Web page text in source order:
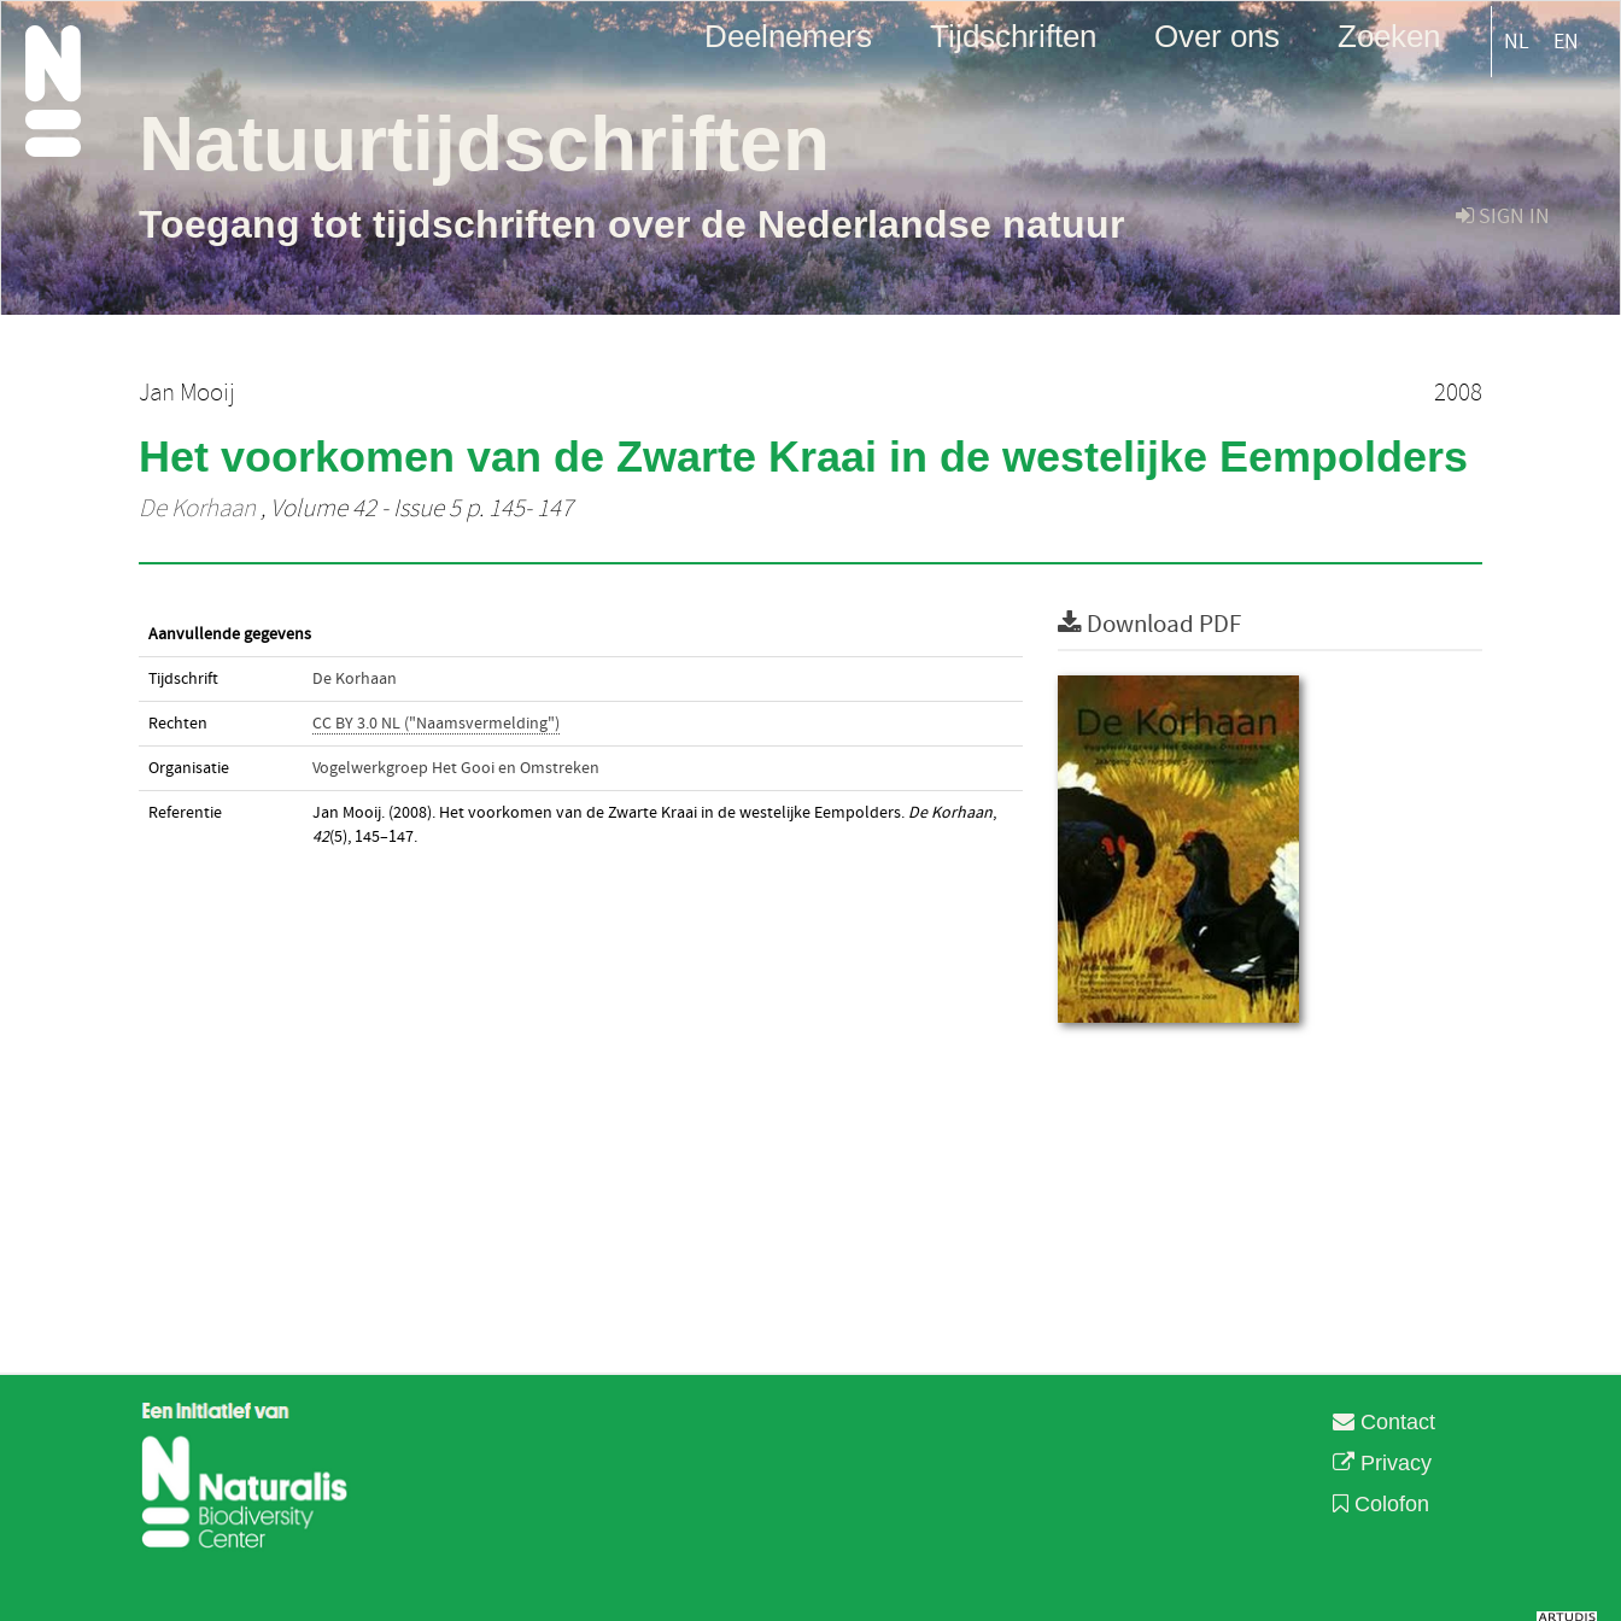
Deelnemers Tijdschriften Over ons Zoeken NL EN
SIGN IN
Natuurtijdschriften
Toegang tot tijdschriften over de Nederlandse natuur
Jan Mooij 2008
Het voorkomen van de Zwarte Kraai in de westelijke Eempolders
De Korhaan, Volume 42 - Issue 5 p. 145- 147
Aanvullende gegevens
Tijdschrift De Korhaan
Rechten CC BY 3.0 NL ("Naamsvermelding")
Organisatie Vogelwerkgroep Het Gooi en Omstreken
Referentie Jan Mooij. (2008). Het voorkomen van de Zwarte Kraai in de westelijke Eempolders. De Korhaan,
42(5), 145–147.
Download PDF
Contact
Privacy
Colofon